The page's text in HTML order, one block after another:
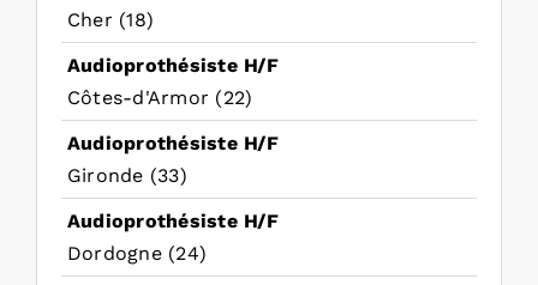
Cher (18)
Audioprothésiste H/F
Côtes-d'Armor (22)
Audioprothésiste H/F
Gironde (33)
Audioprothésiste H/F
Dordogne (24)